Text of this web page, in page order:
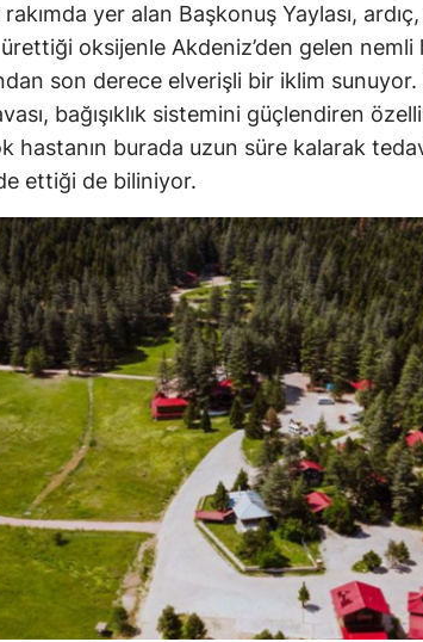
yer alan Başkonuş Yaylası,
ürettiği oksijenle Akdeniz’den gelen
son derece elverişli bir iklim
bağışıklık sistemini güçlendiren
hastanın burada uzun süre kalarak
ettiği de biliniyor.